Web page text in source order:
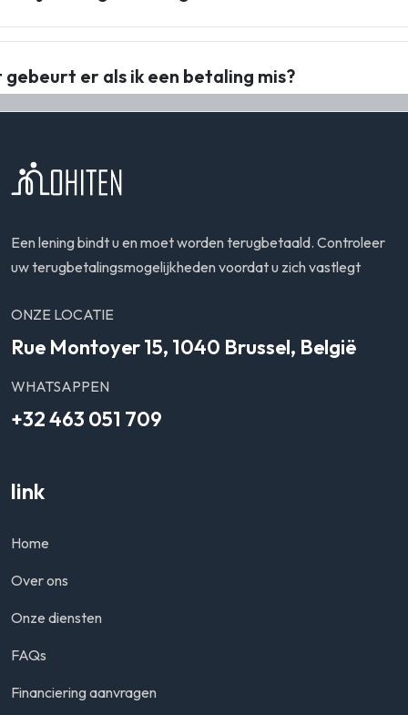
gebeurt er als ik een betaling mis?
Een lening bindt u en moet worden terugbetaald. Controleer
uw terugbetalingsmogelijkheden voordat u zich vastlegt
ONZE LOCATIE
Rue Montoyer 15, 1040 Brussel, België
WHATSAPPEN
+32 463 051 709
link
Home
Over ons
Onze diensten
FAQs
Financiering aanvragen